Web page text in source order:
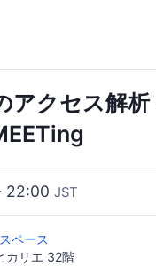
アクセス解
22:00 JST
ペース
カリエ 32階